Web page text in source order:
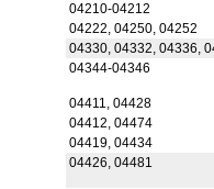
04210-04212
04222, 04250, 04252
04330, 04332, 04336,
04344-04346
04411, 04428
04412, 04474
04419, 04434
04426, 04481